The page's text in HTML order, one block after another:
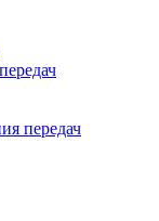
передач